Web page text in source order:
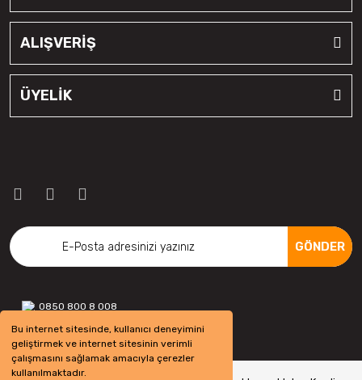
Bu internet sitesinde, kullanıcı deneyimini
geliştirmek ve internet sitesinin verimli
çalışmasını sağlamak amacıyla çerezler
kullanılmaktadır.
ALIŞVERİŞ
ÜYELİK
GÖNDER
0850 800 8 008